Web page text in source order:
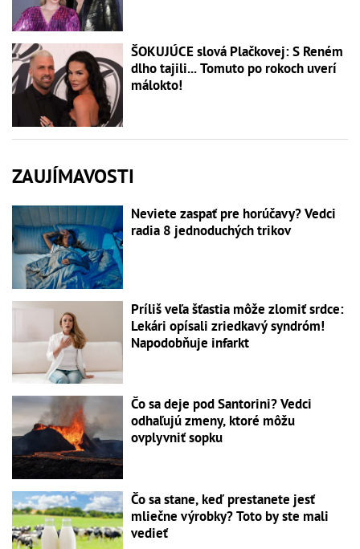
ŠOKUJÚCE slová Plačkovej: S Reném
dlho tajili... Tomuto po rokoch uverí
málokto!
ZAUJÍMAVOSTI
Neviete zaspať pre horúčavy? Vedci
radia 8 jednoduchých trikov
Príliš veľa šťastia môže zlomiť srdce:
Lekári opísali zriedkavý syndróm!
Napodobňuje infarkt
Čo sa deje pod Santorini? Vedci
odhaľujú zmeny, ktoré môžu
ovplyvniť sopku
Čo sa stane, keď prestanete jesť
mliečne výrobky? Toto by ste mali
vedieť